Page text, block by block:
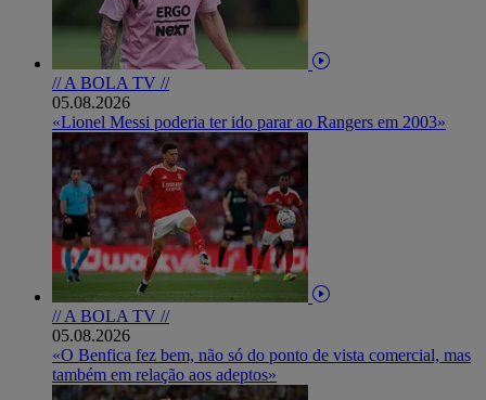
// A BOLA TV //
05.08.2026
«Lionel Messi poderia ter ido parar ao Rangers em 2003»
// A BOLA TV //
05.08.2026
«O Benfica fez bem, não só do ponto de vista comercial, mas
também em relação aos adeptos»